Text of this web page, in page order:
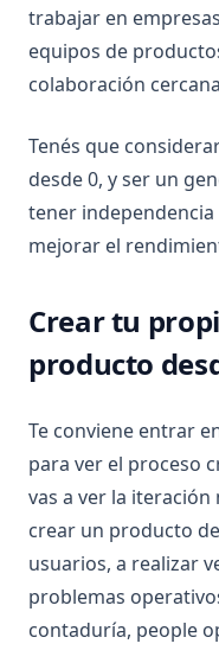
trabajar en
equipos de
colaboración
Tenés que
desde 0, y ser un
tener
mejorar el
Crear tu
producto
Te conviene entrar
para ver el proceso
vas a ver la
crear un producto
usuarios, a realizar
problemas
contaduría, people